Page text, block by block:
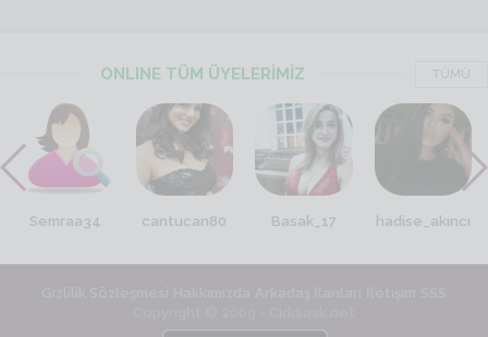
ONLINE TÜM ÜYELERİMİZ TÜMÜ
Semraa34 cantucan80 Basak_17 hadise_akıncı